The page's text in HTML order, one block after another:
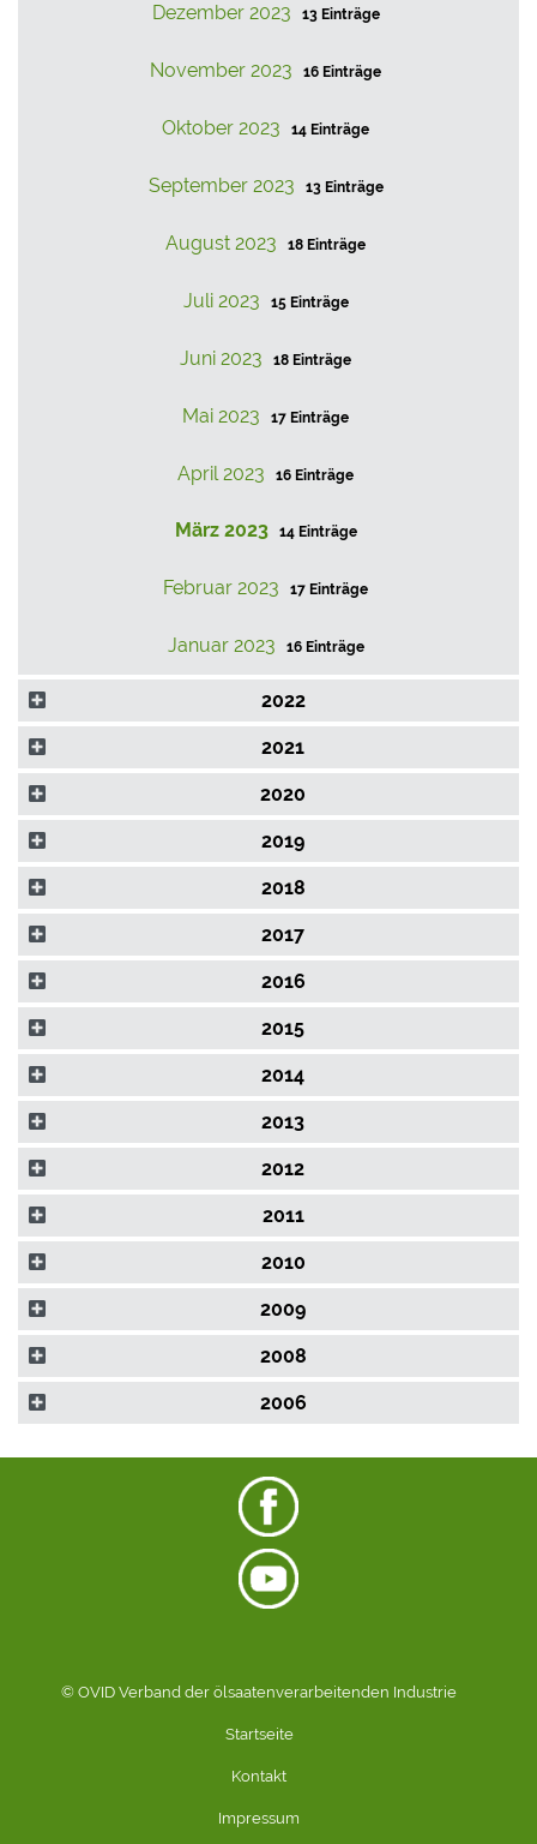
Dezember 2023 13 Einträge
November 2023 16 Einträge
Oktober 2023 14 Einträge
September 2023 13 Einträge
August 2023 18 Einträge
Juli 2023 15 Einträge
Juni 2023 18 Einträge
Mai 2023 17 Einträge
April 2023 16 Einträge
März 2023 14 Einträge
Februar 2023 17 Einträge
Januar 2023 16 Einträge
2022
2021
2020
2019
2018
2017
2016
2015
2014
2013
2012
2011
2010
2009
2008
2006
© OVID Verband der ölsaatenverarbeitenden Industrie
Startseite
Kontakt
Impressum